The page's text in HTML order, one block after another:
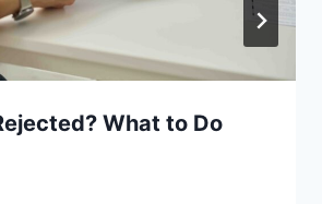
What to Do